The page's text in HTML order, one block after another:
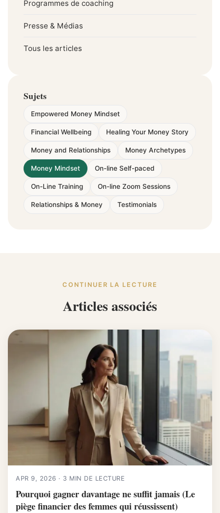
Programmes de coaching
Presse & Médias
Tous les articles
Sujets
Empowered Money Mindset
Financial Wellbeing Healing Your Money Story
Money and Relationships Money Archetypes
Money Mindset On-line Self-paced
On-Line Training On-line Zoom Sessions
Relationships & Money Testimonials
CONTINUER LA LECTURE
Articles associés
APR 9, 2026 · 3 MIN DE LECTURE
Pourquoi gagner davantage ne suffit jamais (Le
piège financier des femmes qui réussissent)